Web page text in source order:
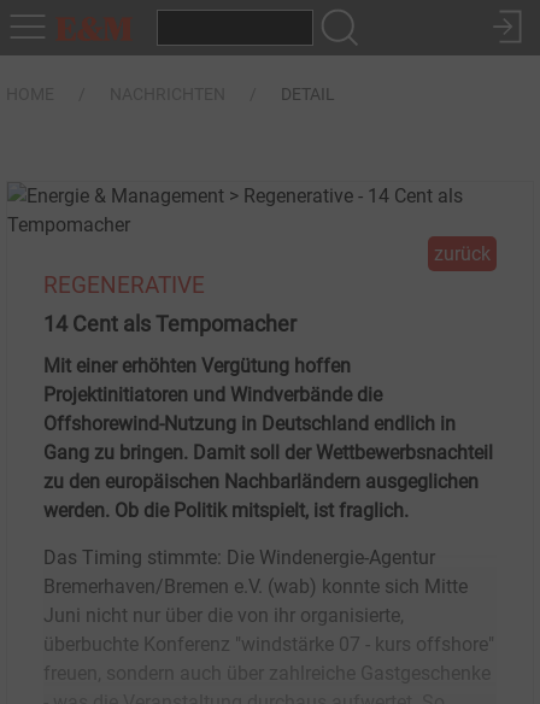
DETAIL
zurück
REGENERATIVE
14 Cent als Tempomacher
Mit einer erhöhten Vergütung hoffen
Projektinitiatoren und Windverbände die
Offshorewind-Nutzung in Deutschland endlich in
Gang zu bringen. Damit soll der Wettbewerbsnachteil
zu den europäischen Nachbarländern ausgeglichen
werden. Ob die Politik mitspielt, ist fraglich.
Das Timing stimmte: Die Windenergie-Agentur
Bremerhaven/Bremen e.V. (wab) konnte sich Mitte
Juni nicht nur über die von ihr organisierte,
überbuchte Konferenz "windstärke 07 - kurs offshore"
freuen, sondern auch über zahlreiche Gastgeschenke